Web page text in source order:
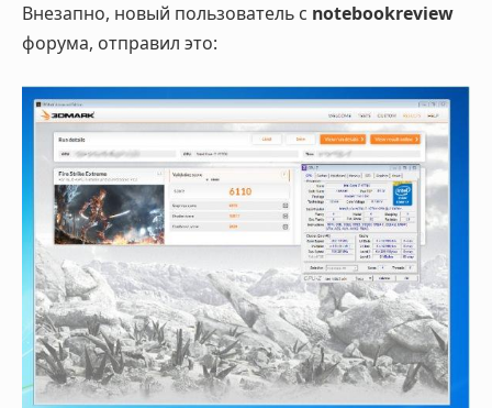
Внезапно, новый пользователь с notebookreview
форума, отправил это: